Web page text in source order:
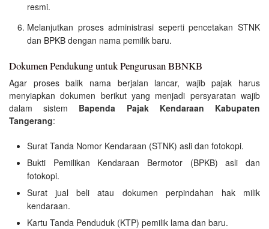
resmi.
Melanjutkan proses administrasi seperti pencetakan STNK
dan BPKB dengan nama pemilik baru.
Dokumen Pendukung untuk Pengurusan BBNKB
Agar proses balik nama berjalan lancar, wajib pajak harus
menyiapkan dokumen berikut yang menjadi persyaratan wajib
dalam sistem Bapenda Pajak Kendaraan Kabupaten
Tangerang:
Surat Tanda Nomor Kendaraan (STNK) asli dan fotokopi.
Bukti Pemilikan Kendaraan Bermotor (BPKB) asli dan
fotokopi.
Surat jual beli atau dokumen perpindahan hak milik
kendaraan.
Kartu Tanda Penduduk (KTP) pemilik lama dan baru.